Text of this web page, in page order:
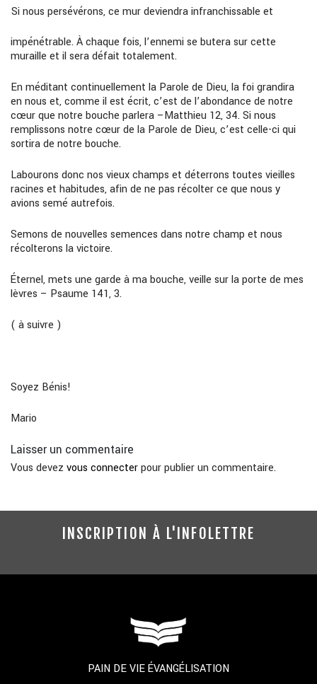
Si nous persévérons, ce mur deviendra infranchissable et
impénétrable. À chaque fois, l’ennemi se butera sur cette
muraille et il sera défait totalement.
En méditant continuellement la Parole de Dieu, la foi grandira
en nous et, comme il est écrit, c’est de l’abondance de notre
cœur que notre bouche parlera –Matthieu 12, 34. Si nous
remplissons notre cœur de la Parole de Dieu, c’est celle-ci qui
sortira de notre bouche.
Labourons donc nos vieux champs et déterrons toutes vieilles
racines et habitudes, afin de ne pas récolter ce que nous y
avions semé autrefois.
Semons de nouvelles semences dans notre champ et nous
récolterons la victoire.
Éternel, mets une garde à ma bouche, veille sur la porte de mes
lèvres – Psaume 141, 3.
( àsuivre )
Soyez Bénis!
Mario
Laisser un commentaire
Vous devez vous connecterpour publier un commentaire.
INSCRIPTION À L'INFOLETTRE
PAIN DE VIE ÉVANGÉLISATION